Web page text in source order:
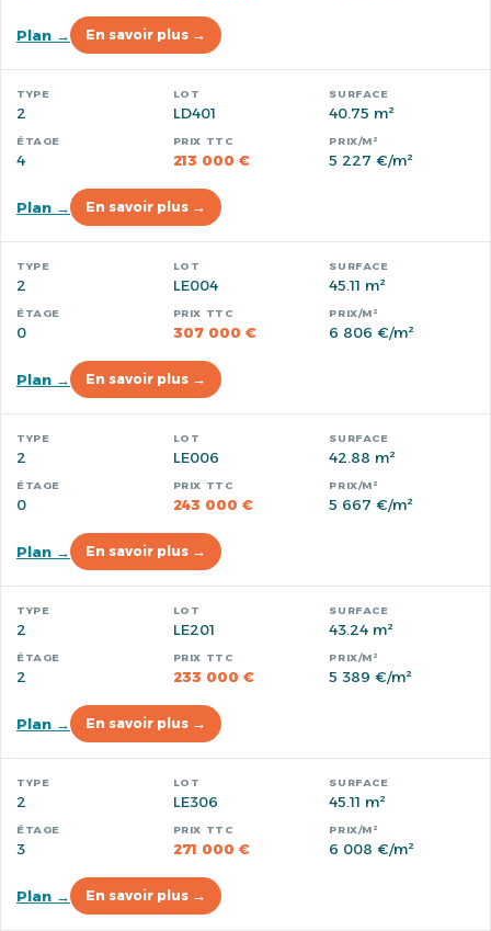
Plan → En savoir plus →
2 LD401 40.75 m²
4 213 000 € 5 227 €/m²
Plan → En savoir plus →
2 LE004 45.11 m²
0 307 000 € 6 806 €/m²
Plan → En savoir plus →
2 LE006 42.88 m²
0 243 000 € 5 667 €/m²
Plan → En savoir plus →
2 LE201 43.24 m²
2 233 000 € 5 389 €/m²
Plan → En savoir plus →
2 LE306 45.11 m²
3 271 000 € 6 008 €/m²
Plan → En savoir plus →